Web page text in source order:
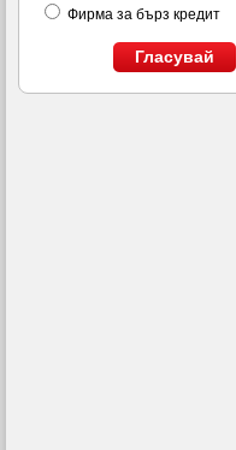
Фирма за бърз кредит
Гласувай